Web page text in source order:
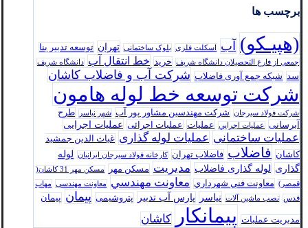
برچسب ها
(هپیـکو) آب اسکلت فلزی بلوک ساختمانی تهران توسعه تدبير بنا
جمعی از فارغ التحصیلان دانشگاه شریف خرید خط انتقال آب دانشگاه شریف
سد شبکه جمع آوری فاضلاب شرکت آب و فاضلاب کاشان
شرکت توسعه خط لوله هامون
شرکت فولاد سيرجان شرکت مهندسین مشاور پور آب شهر نیاسر
طرح
آبرسانی
عمليات اجرايي عملیات عملیات اجرائی عملیات اجرایی
عملیات ساختمانی عملیات لوله گذاری غیاث الدین جمشید
کاشان
فاضلاب فاضلاب تهران كارخانه فولاد سيرجان ايرانيان
لوله
گذاری لوله گذاری فاضلاب مدیریت مسکن مهر
مسکن مهر 31 کاشان(
قمصر)
معاونت فني شهرداري معاونت مهندسي معاونت مهندسی
مهاب
قدس
نصب ماشین آلات نیاسر پارس‌ آب تدبير پتروشیمی پیمان پیمان
مدیریت عملیات پیمانکار کاشان